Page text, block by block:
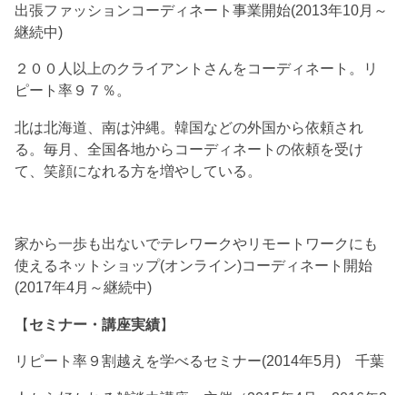
出張ファッションコーディネート事業開始(2013年10月～
継続中)
２００人以上のクライアントさんをコーディネート。リ
ピート率９７％。
北は北海道、南は沖縄。韓国などの外国から依頼され
る。毎月、全国各地からコーディネートの依頼を受け
て、笑顔になれる方を増やしている。
家から一歩も出ないでテレワークやリモートワークにも
使えるネットショップ(オンライン)コーディネート開始
(2017年4月～継続中)
【セミナー・講座実績】
リピート率９割越えを学べるセミナー(2014年5月) 千葉